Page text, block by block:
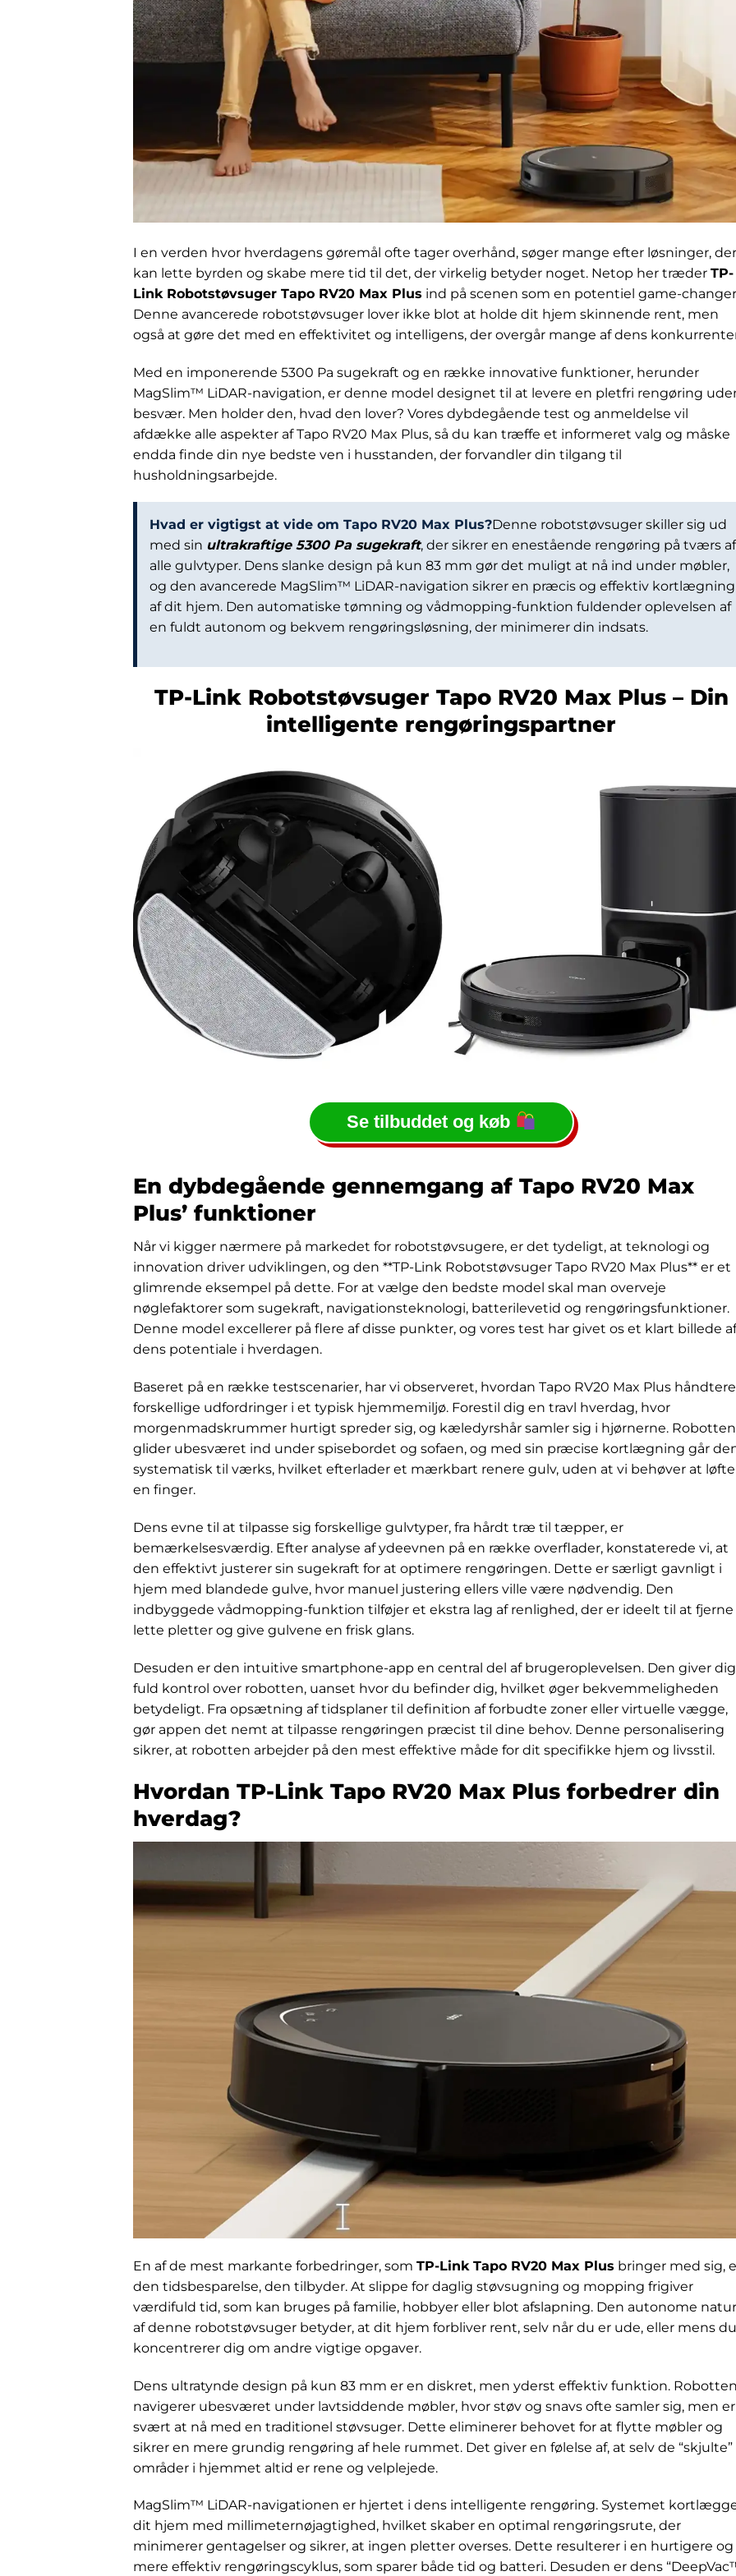
I en verden hvor hverdagens gøremål ofte tager overhånd, søger mange efter løsninger, der
kan lette byrden og skabe mere tid til det, der virkelig betyder noget. Netop her træder TP-
Link Robotstøvsuger Tapo RV20 Max Plus ind på scenen som en potentiel game-
Denne avancerede robotstøvsuger lover ikke blot at holde dit hjem skinnende rent, men
også at gøre det med en effektivitet og intelligens, der overgår mange af dens
Med en imponerende 5300 Pa sugekraft og en række innovative funktioner, herunder
MagSlim™ LiDAR-navigation, er denne model designet til at levere en pletfri rengøring
besvær. Men holder den, hvad den lover? Vores dybdegående test og anmeldelse vil
afdække alle aspekter af Tapo RV20 Max Plus, så du kan træffe et informeret valg og måske
endda finde din nye bedste ven i husstanden, der forvandler din tilgang til
husholdningsarbejde.
Hvad er vigtigst at vide om Tapo RV20 Max Plus?Denne robotstøvsuger skiller sig ud
med sin ultrakraftige 5300 Pa sugekraft, der sikrer en enestående rengøring på tværs af
alle gulvtyper. Dens slanke design på kun 83 mm gør det muligt at nå ind under møbler,
og den avancerede MagSlim™ LiDAR-navigation sikrer en præcis og effektiv kortlægning
af dit hjem. Den automatiske tømning og vådmopping-funktion fuldender oplevelsen af
en fuldt autonom og bekvem rengøringsløsning, der minimerer din indsats.
TP-Link Robotstøvsuger Tapo RV20 Max Plus – Din
intelligente rengøringspartner
Se tilbuddet og køb
En dybdegående gennemgang af Tapo RV20 Max
Plus’ funktioner
Når vi kigger nærmere på markedet for robotstøvsugere, er det tydeligt, at teknologi og
innovation driver udviklingen, og den **TP-Link Robotstøvsuger Tapo RV20 Max Plus** er et
glimrende eksempel på dette. For at vælge den bedste model skal man overveje
nøglefaktorer som sugekraft, navigationsteknologi, batterilevetid og rengøringsfunktioner.
Denne model excellerer på flere af disse punkter, og vores test har givet os et klart billede af
dens potentiale i hverdagen.
Baseret på en række testscenarier, har vi observeret, hvordan Tapo RV20 Max Plus
forskellige udfordringer i et typisk hjemmemiljø. Forestil dig en travl hverdag, hvor
morgenmadskrummer hurtigt spreder sig, og kæledyrshår samler sig i hjørnerne. Robotten
glider ubesværet ind under spisebordet og sofaen, og med sin præcise kortlægning går
systematisk til værks, hvilket efterlader et mærkbart renere gulv, uden at vi behøver at løfte
en finger.
Dens evne til at tilpasse sig forskellige gulvtyper, fra hårdt træ til tæpper, er
bemærkelsesværdig. Efter analyse af ydeevnen på en række overflader, konstaterede vi, at
den effektivt justerer sin sugekraft for at optimere rengøringen. Dette er særligt gavnligt i
hjem med blandede gulve, hvor manuel justering ellers ville være nødvendig. Den
indbyggede vådmopping-funktion tilføjer et ekstra lag af renlighed, der er ideelt til at fjerne
lette pletter og give gulvene en frisk glans.
Desuden er den intuitive smartphone-app en central del af brugeroplevelsen. Den giver dig
fuld kontrol over robotten, uanset hvor du befinder dig, hvilket øger bekvemmeligheden
betydeligt. Fra opsætning af tidsplaner til definition af forbudte zoner eller virtuelle vægge,
gør appen det nemt at tilpasse rengøringen præcist til dine behov. Denne personalisering
sikrer, at robotten arbejder på den mest effektive måde for dit specifikke hjem og livsstil.
Hvordan TP-Link Tapo RV20 Max Plus forbedrer din
hverdag?
En af de mest markante forbedringer, som TP-Link Tapo RV20 Max Plus bringer med sig,
den tidsbesparelse, den tilbyder. At slippe for daglig støvsugning og mopping frigiver
værdifuld tid, som kan bruges på familie, hobbyer eller blot afslapning. Den autonome natur
af denne robotstøvsuger betyder, at dit hjem forbliver rent, selv når du er ude, eller mens du
koncentrerer dig om andre vigtige opgaver.
Dens ultratynde design på kun 83 mm er en diskret, men yderst effektiv funktion. Robotten
navigerer ubesværet under lavtsiddende møbler, hvor støv og snavs ofte samler sig, men er
svært at nå med en traditionel støvsuger. Dette eliminerer behovet for at flytte møbler og
sikrer en mere grundig rengøring af hele rummet. Det giver en følelse af, at selv de “skjulte”
områder i hjemmet altid er rene og velplejede.
MagSlim™ LiDAR-navigationen er hjertet i dens intelligente rengøring. Systemet
dit hjem med millimeternøjagtighed, hvilket skaber en optimal rengøringsrute, der
minimerer gentagelser og sikrer, at ingen pletter overses. Dette resulterer i en hurtigere og
mere effektiv rengøringscyklus, som sparer både tid og batteri. Desuden er dens